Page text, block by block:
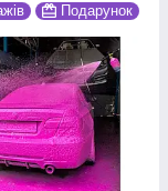
Подарунок